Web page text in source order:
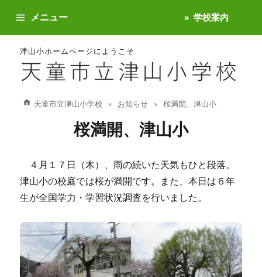
津山小ホームページにようこそ
メニュー 学校案内
天童市立津山小学校 お知らせ 桜満開、津山小
桜満開、津山小
４月１７日（木）、雨の続いた天気もひと段落。
津山小の校庭では桜が満開です。また、本日は６年
生が全国学力・学習状況調査を行いました。